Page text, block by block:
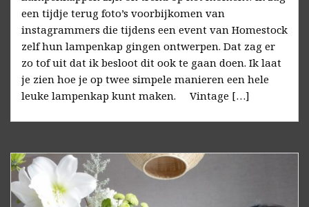
een tijdje terug foto’s voorbijkomen van
instagrammers die tijdens een event van Homestock
zelf hun lampenkap gingen ontwerpen. Dat zag er
zo tof uit dat ik besloot dit ook te gaan doen. Ik laat
je zien hoe je op twee simpele manieren een hele
leuke lampenkap kunt maken. Vintage […]